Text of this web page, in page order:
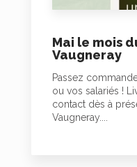
Mai le mois
Vaugneray
Passez
ou vos salariés !
contact dès à
Vaugneray....